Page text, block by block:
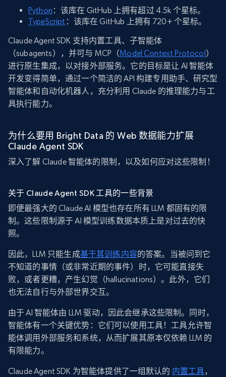
Python ：该库在 GitHub 上拥有超过 4.5k 个星标。
TypeScript ：该库在 GitHub 上拥有 720+ 个星标。
Claude Agent SDK 支持内置工具、子智能体
（subagents），并可与 MCP（Model Context Protocol ）
进行原生集成，以对接外部服务。它的目标是让 AI 智能体
开发变得简单，通过一个简洁的 API 构建专用助手、研究型
智能体和自动化机器人，充分利用 Claude 的推理能力与工
具执行能力。
为什么要用 Bright Data 的 Web 数据能力扩展
Claude Agent SDK
深入了解 Claude 智能体的限制，以及如何应对这些限制！
关于 Claude Agent SDK 工具的一些背景
即便最强大的 Claude AI 模型也存在所有 LLM 都固有的限
制。这些限制源于 AI 模型训练数据本质上是对过去的快
照。
因此，LLM 只能生成基于其训练内容的答案。当被问到它
不知道的事情（或非常近期的事件）时，它可能直接失
败，或者更糟，产生幻觉（hallucinations）。此外，它们
也无法自行与外部世界交互。
由于 AI 智能体由 LLM 驱动，因此会继承这些限制。同时，
智能体有一个关键优势：它们可以使用工具！工具允许智
能体调用外部服务和系统，从而扩展其原本仅依赖 LLM 的
有限能力。
Claude Agent SDK 为智能体提供了一组默认的 内置工具，